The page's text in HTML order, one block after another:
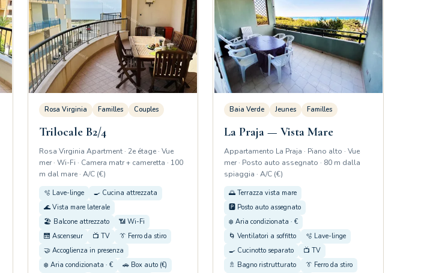
Rosa Virginia Familles Couples
Trilocale B2/4
Rosa Virginia Apartment · 2e étage · Vue
mer · Wi-Fi · Camera matr + cameretta · 100
m dal mare · A/C (€)
🫧 Lave-linge
🍳 Cucina attrezzata
🌊 Vista mare laterale
🏖️ Balcone attrezzato
📶 Wi-Fi
🛗 Ascenseur
📺 TV
👔 Ferro da stiro
🤝 Accoglienza in presenza
❄️ Aria condizionata · €
🚗 Box auto (€)
Baia Verde Jeunes Familles
La Praja — Vista Mare
Appartamento La Praja · Piano alto · Vue
mer · Posto auto assegnato · 80 m dalla
spiaggia · A/C (€)
🌅 Terrazza vista mare
🅿️ Posto auto assegnato
❄️ Aria condizionata · €
🌀 Ventilatori a soffitto
🫧 Lave-linge
🍳 Cucinotto separato
📺 TV
🚿 Bagno ristrutturato
👔 Ferro da stiro